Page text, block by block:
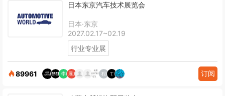
日本东京汽车技术展览会
日本·东京
2027.02.17~02.19
行业专业展
89961 订阅